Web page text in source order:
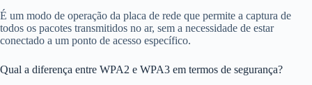
É um modo de operação da placa de rede que permite a captura de
todos os pacotes transmitidos no ar, sem a necessidade de estar
conectado a um ponto de acesso específico.
Qual a diferença entre WPA2 e WPA3 em termos de segurança?